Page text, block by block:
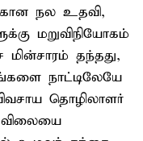
நல உதவி,
மறுவிநியோகம்
மின்சாரம் தந்தது,
நாட்டிலேயே
தொழிலாளர்
விலையை